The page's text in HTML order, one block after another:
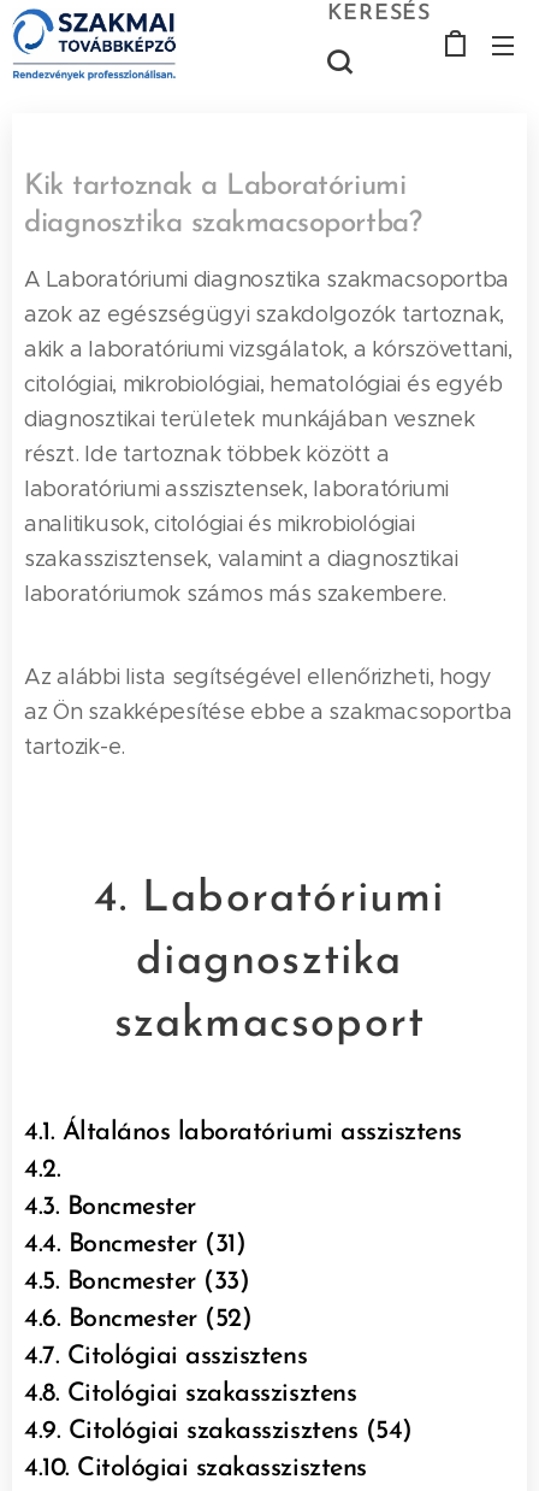
KERESÉS
Kik tartoznak a Laboratóriumi
diagnosztika szakmacsoportba?
A Laboratóriumi diagnosztika szakmacsoportba
azok az egészségügyi szakdolgozók tartoznak,
akik a laboratóriumi vizsgálatok, a kórszövettani,
citológiai, mikrobiológiai, hematológiai és egyéb
diagnosztikai területek munkájában vesznek
részt. Ide tartoznak többek között a
laboratóriumi asszisztensek, laboratóriumi
analitikusok, citológiai és mikrobiológiai
szakasszisztensek, valamint a diagnosztikai
laboratóriumok számos más szakembere.
Az alábbi lista segítségével ellenőrizheti, hogy
az Ön szakképesítése ebbe a szakmacsoportba
tartozik-e.
4. Laboratóriumi
diagnosztika
szakmacsoport
4.1. Általános laboratóriumi asszisztens
4.2.
4.3. Boncmester
4.4. Boncmester (31)
4.5. Boncmester (33)
4.6. Boncmester (52)
4.7. Citológiai asszisztens
4.8. Citológiai szakasszisztens
4.9. Citológiai szakasszisztens (54)
4.10. Citológiai szakasszisztens